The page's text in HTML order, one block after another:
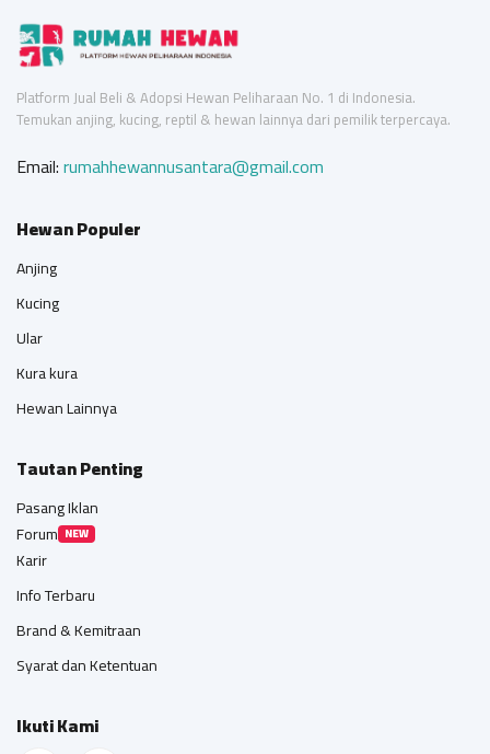
Platform Jual Beli & Adopsi Hewan Peliharaan No. 1 di Indonesia.
Temukan anjing, kucing, reptil & hewan lainnya dari pemilik terpercaya.
Email:rumahhewannusantara@gmail.com
Hewan Populer
Anjing
Kucing
Ular
Kura kura
Hewan Lainnya
Tautan Penting
Pasang Iklan
Forum NEW
Karir
Info Terbaru
Brand & Kemitraan
Syarat dan Ketentuan
Ikuti Kami